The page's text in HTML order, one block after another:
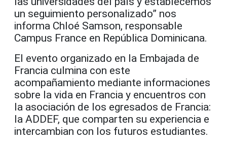
un seguimiento personalizado” nos
informa Chloé Samson, responsable
Campus France en República Dominicana.
El evento organizado en la Embajada de
Francia culmina con este
acompañamiento mediante informaciones
sobre la vida en Francia y encuentros con
la asociación de los egresados de Francia:
la ADDEF, que comparten su experiencia e
intercambian con los futuros estudiantes.